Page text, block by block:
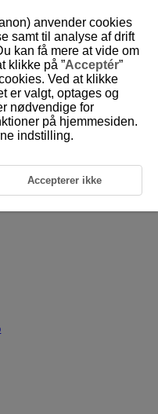
anvender cookies
samt til analyse af drift
kan få mere at vide om
klikke på ”Acceptér”
Ved at klikke
er valgt, optages og
nødvendige for
på hjemmesiden.
indstilling.
Accepterer ikke